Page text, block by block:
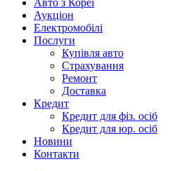
Авто з Кореї
Аукціон
Електромобілі
Послуги
Купівля авто
Страхування
Ремонт
Доставка
Кредит
Кредит для фіз. осіб
Кредит для юр. осіб
Новини
Контакти